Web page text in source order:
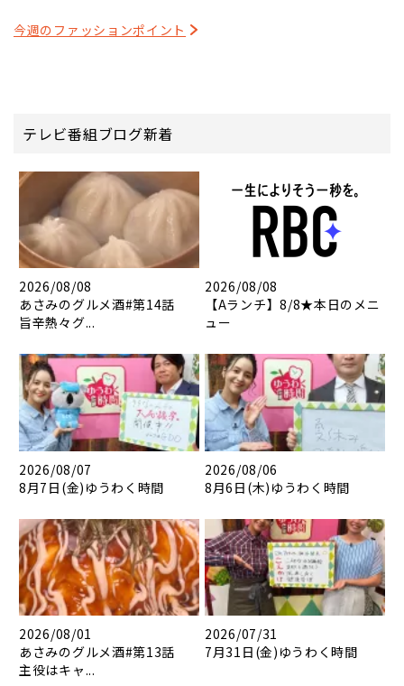
今週のファッションポイント
テレビ番組ブログ新着
2026/08/08
あさみのグルメ酒#第14話
旨辛熱々グ...
2026/08/08
【Aランチ】8/8★本日のメニ
ュー
2026/08/07
8月7日(金)ゆうわく時間
2026/08/06
8月6日(木)ゆうわく時間
2026/08/01
あさみのグルメ酒#第13話
主役はキャ...
2026/07/31
7月31日(金)ゆうわく時間